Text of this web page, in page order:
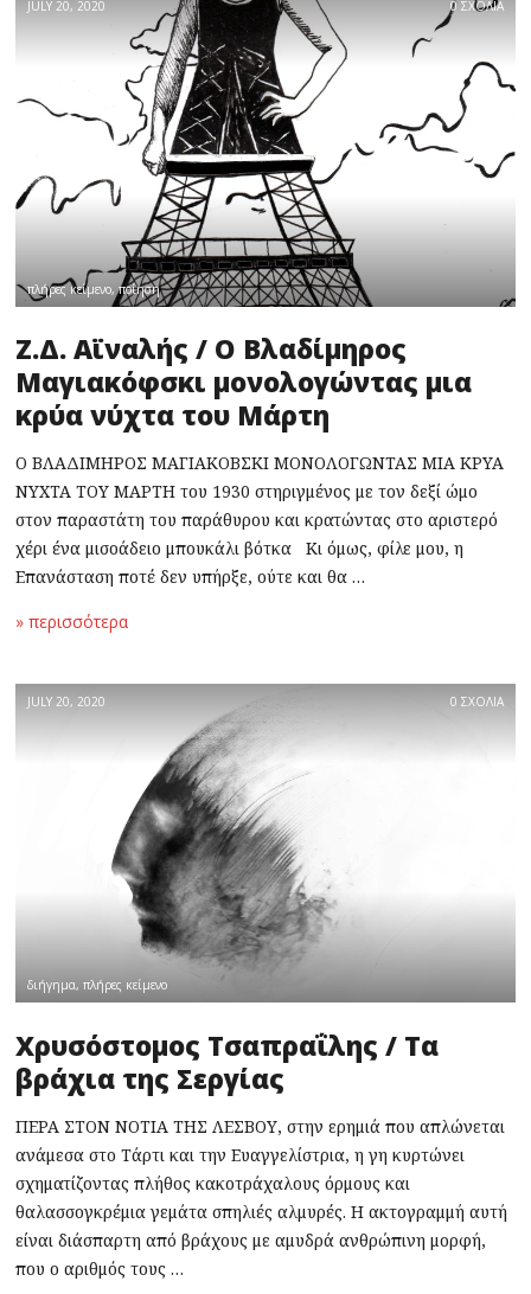
JULY 20, 2020 0 ΣΧΟΛΙΑ
πλήρες κείμενο,ποίηση
Ζ.Δ. Αϊναλής / Ο Βλαδίμηρος
Μαγιακόφσκι μονολογώντας μια
κρύα νύχτα του Μάρτη
Ο ΒΛΑΔΙΜΗΡΟΣ ΜΑΓΙΑΚΟΒΣΚΙ ΜΟΝΟΛΟΓΩΝΤΑΣ ΜΙΑ ΚΡΥΑ
ΝΥΧΤΑ ΤΟΥ ΜΑΡΤΗ του 1930 στηριγμένος με τον δεξί ώμο
στον παραστάτη του παράθυρου και κρατώντας στο αριστερό
χέρι ένα μισοάδειο μπουκάλι βότκα Κι όμως, φίλε μου, η
Επανάσταση ποτέ δεν υπήρξε, ούτε και θα …
» περισσότερα
JULY 20, 2020 0 ΣΧΟΛΙΑ
διήγημα,πλήρες κείμενο
Χρυσόστομος Τσαπραΐλης / Τα
βράχια της Σεργίας
ΠΕΡΑ ΣΤΟΝ ΝΟΤΙΑ ΤΗΣ ΛΕΣΒΟΥ, στην ερημιά που απλώνεται
ανάμεσα στο Τάρτι και την Ευαγγελίστρια, η γη κυρτώνει
σχηματίζοντας πλήθος κακοτράχαλους όρμους και
θαλασσογκρέμια γεμάτα σπηλιές αλμυρές. Η ακτογραμμή αυτή
είναι διάσπαρτη από βράχους με αμυδρά ανθρώπινη μορφή,
που ο αριθμός τους …